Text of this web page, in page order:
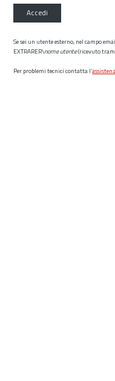
Accedi
Se sei un utente esterno, nel campo
EXTRARER\nome utente(ricevuto
Per problemi tecnici contatta l’